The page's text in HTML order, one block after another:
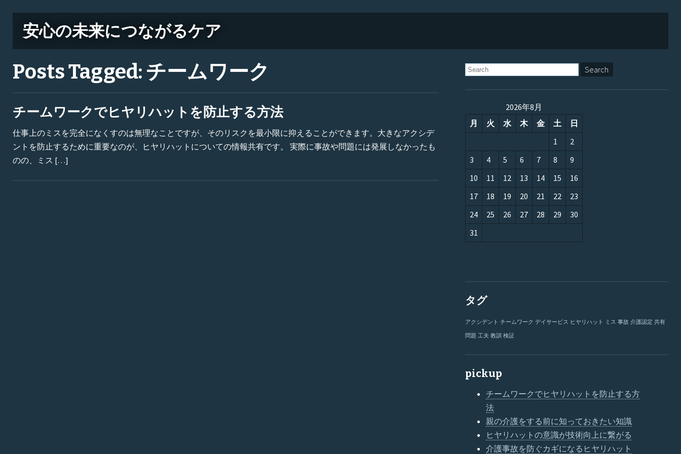
安心の未来につながるケア
Posts Tagged: チームワーク
チームワークでヒヤリハットを防止する方法
仕事上のミスを完全になくすのは無理なことですが、そのリスクを最小限に抑えることができます。大きなアクシデ
ントを防止するために重要なのが、ヒヤリハットについての情報共有です。 実際に事故や問題には発展しなかったも
のの、ミス […]
2026年8月
月
火 水 木 金 土
日
1
2
3
4 5 6 7 8
9
10
11 12 13 14 15
16
17
18 19 20 21 22
23
24
25 26 27 28 29
30
31
タグ
アクシデント チームワーク デイサービス ヒヤリハット ミス 事故 介護認定 共有
問題 工夫 教訓 検証
pickup
チームワークでヒヤリハットを防止する方
法
親の介護をする前に知っておきたい知識
ヒヤリハットの意識が技術向上に繋がる
介護事故を防ぐカギになるヒヤリハット